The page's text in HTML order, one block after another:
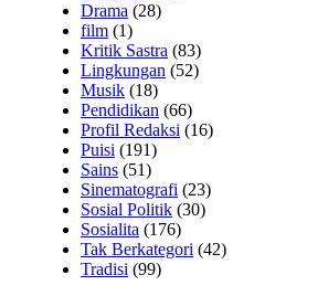
Drama (28)
film (1)
Kritik Sastra (83)
Lingkungan (52)
Musik (18)
Pendidikan (66)
Profil Redaksi (16)
Puisi (191)
Sains (51)
Sinematografi (23)
Sosial Politik (30)
Sosialita (176)
Tak Berkategori (42)
Tradisi (99)